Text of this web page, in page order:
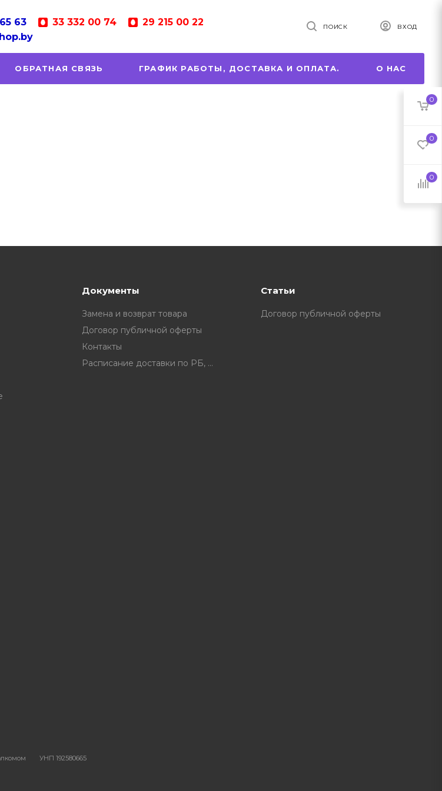
63 33 332 00 74 29 215 00 22
ПОИСК ВХОД
ОБРАТНАЯ СВЯЗЬ ГРАФИК РАБОТЫ, ДОСТАВКА И ОПЛАТА. О НАС
0
0
0
Документы
Замена и возврат товара
Договор публичной оферты
Контакты
Расписание доставки по РБ, доплата за некоторые нас. пункты.
Статьи
Договор публичной оферты
УНП 192580665